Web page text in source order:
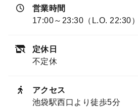
営業時間
17:00～23:30（L.O. 22:30）
定休日
不定休
アクセス
池袋駅西口より徒歩5分